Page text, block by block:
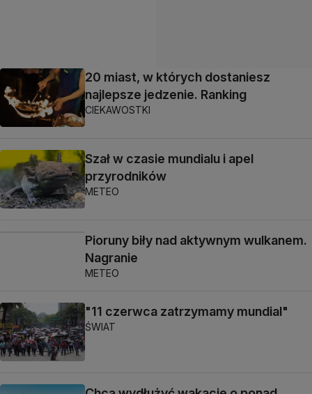
20 miast, w których dostaniesz
najlepsze jedzenie. Ranking
CIEKAWOSTKI
Szał w czasie mundialu i apel
przyrodników
METEO
Pioruny biły nad aktywnym wulkanem.
Nagranie
METEO
"11 czerwca zatrzymamy mundial"
ŚWIAT